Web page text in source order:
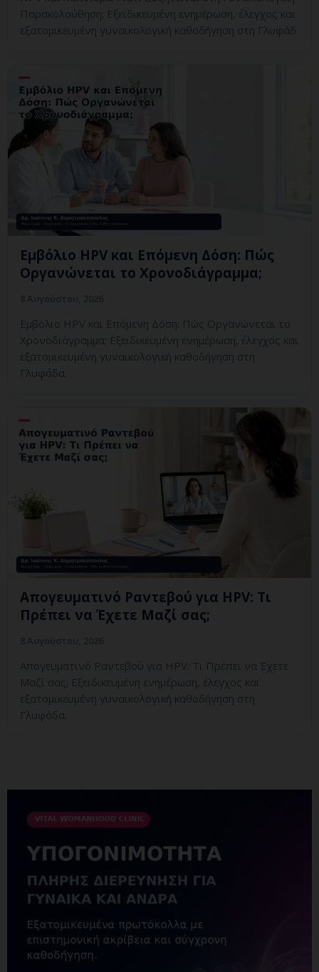
Παρακολούθηση; Εξειδικευμένη ενημέρωση, έλεγχος και
εξατομικευμένη γυναικολογική καθοδήγηση στη Γλυφάδ
Εμβόλιο HPV και Επόμενη Δόση: Πώς
Οργανώνεται το Χρονοδιάγραμμα;
Εμβόλιο HPV και Επόμενη Δόση: Πώς Οργανώνεται το
Χρονοδιάγραμμα; Εξειδικευμένη ενημέρωση, έλεγχος και
εξατομικευμένη γυναικολογική καθοδήγηση στη
Γλυφάδα.
Απογευματινό Ραντεβού για HPV: Τι
Πρέπει να Έχετε Μαζί σας;
Απογευματινό Ραντεβού για HPV: Τι Πρέπει να Έχετε
Μαζί σας; Εξειδικευμένη ενημέρωση, έλεγχος και
εξατομικευμένη γυναικολογική καθοδήγηση στη
Γλυφάδα.